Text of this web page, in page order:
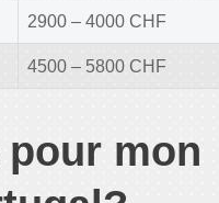
2900 – 4000 CHF
4500 – 5800 CHF
mon